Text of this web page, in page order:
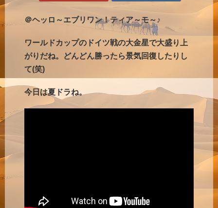
＠ヘッロ～エブリワン！ティア～モ～♪
ワールドカップのドイツ戦の大金星で大盛り上
がりだね。どんどん勝ったら景気回復したりし
て(笑)
今日は夏ドラね。